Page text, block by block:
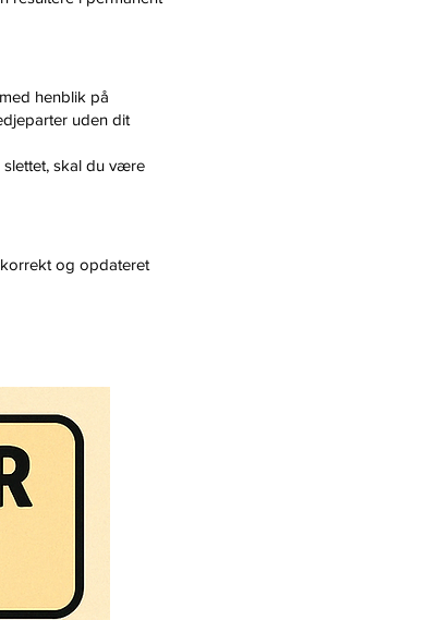
henblik på
uden dit
slettet, skal du være
og opdateret